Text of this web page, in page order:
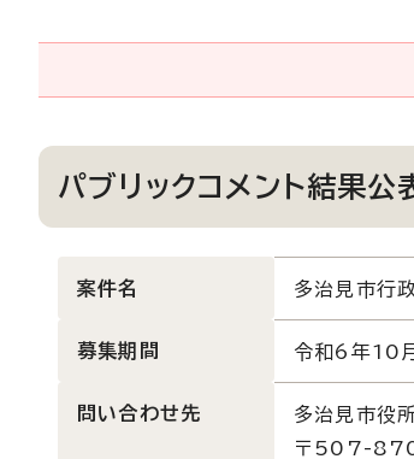
パブリックコメント結果公
案件名 多治見市行
募集期間 令和6年10月
問い合わせ先
多治見市役
〒507-